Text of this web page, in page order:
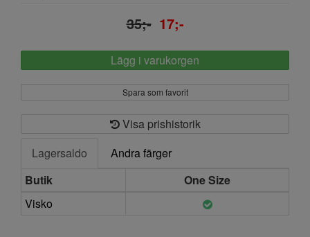
35;- 17;-
Lägg i varukorgen
Spara som favorit
Visa prishistorik
Lagersaldo
Andra färger
Butik
One Size
Visko